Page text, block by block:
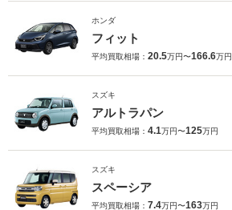
ホンダ
フィット
平均買取相場： 20.5万円〜166.6万円
スズキ
アルトラパン
平均買取相場： 4.1万円〜125万円
スズキ
スペーシア
平均買取相場： 7.4万円〜163万円